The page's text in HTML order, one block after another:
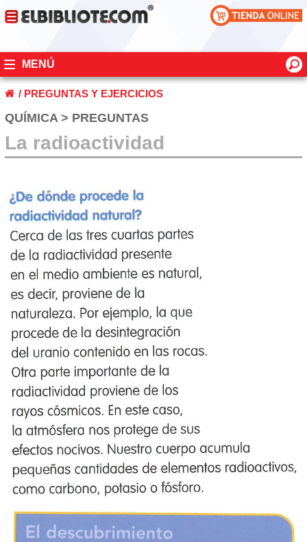
MENÚ
/ PREGUNTAS Y EJERCICIOS
QUÍMICA > PREGUNTAS
La radioactividad